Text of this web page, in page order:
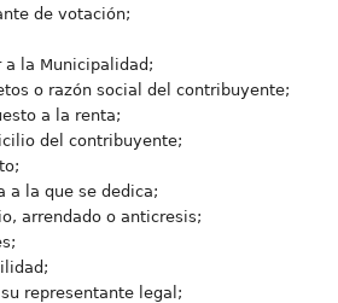
de votación;
a la Municipalidad;
o razón social del contribuyente;
a la renta;
del contribuyente;
a la que se dedica;
arrendado o anticresis;
representante legal;